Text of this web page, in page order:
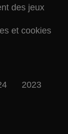
des jeux
et cookies
2023